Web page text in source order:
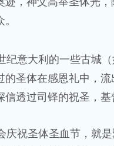
意大利的一些古城（
的圣体在感恩礼中，
信透过司铎的祝圣，基
祝圣体圣血节，就是